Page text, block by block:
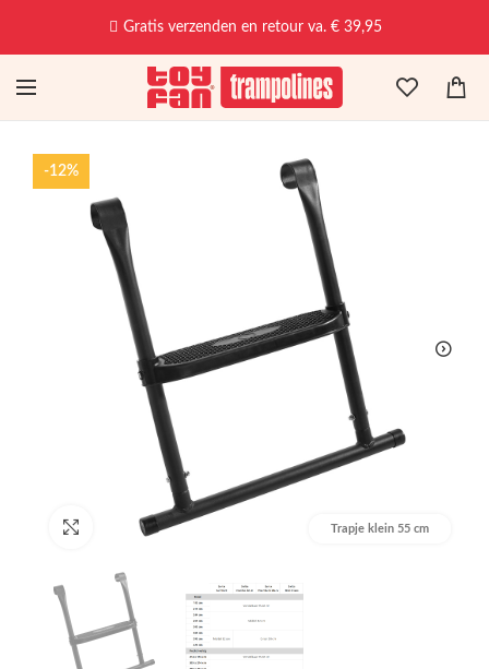
Gratis verzenden en retour va. € 39,95
-12%
Trapje klein 55 cm
Afbeelding vergroten